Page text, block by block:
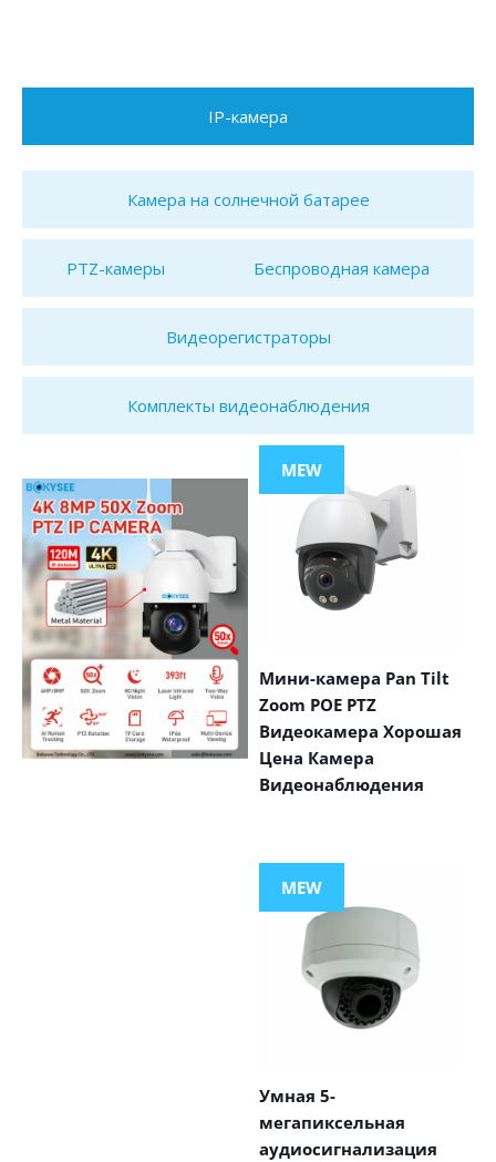
IP-камера
Камера на солнечной батарее
PTZ-камеры Беспроводная камера
Видеорегистраторы
Комплекты видеонаблюдения
MEW
Мини-камера Pan Tilt
Zoom POE PTZ
Видеокамера Хорошая
Цена Камера
Видеонаблюдения
MEW
Умная 5-
мегапиксельная
аудиосигнализация